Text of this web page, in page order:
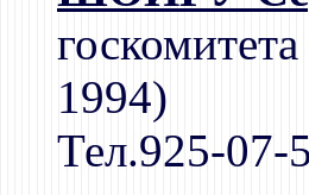
1994)
Тел.925-07-